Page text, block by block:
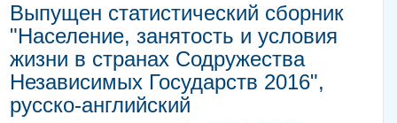
Выпущен статистический сборник
"Население, занятость и условия
жизни в странах Содружества
Независимых Государств 2016",
русско-английский